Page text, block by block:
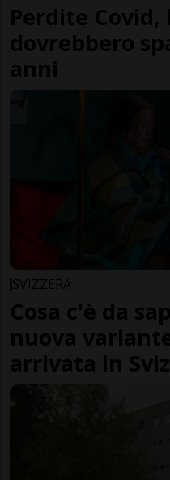
Perdite Covid,
dovrebbero
anni
SVIZZERA
Cosa c'è da
nuova
arrivata in